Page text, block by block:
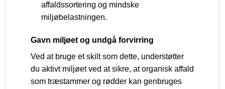
affaldssortering og mindske
miljøbelastningen.
Gavn miljøet og undgå forvirring
Ved at bruge et skilt som dette, understøtter
du aktivt miljøet ved at sikre, at organisk affald
som træstammer og rødder kan genbruges